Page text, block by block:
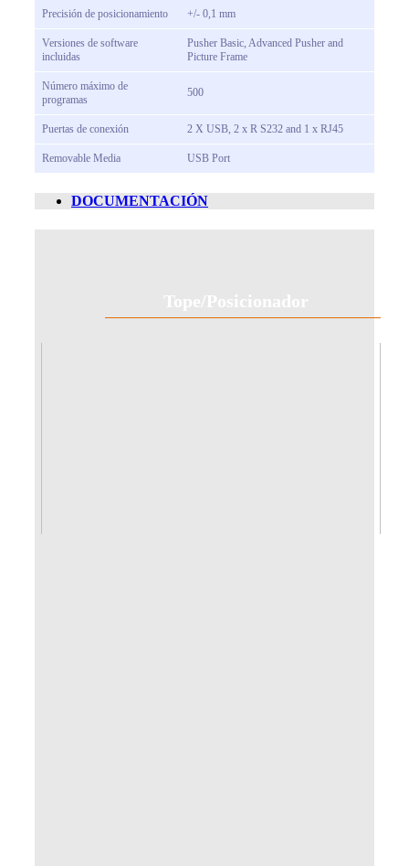
Precisión de posicionamiento +/- 0,1 mm
Versiones de software
incluidas
Pusher Basic, Advanced Pusher and
Picture Frame
Número máximo de
programas
500
Puertas de conexión 2 X USB, 2 x R S232 and 1 x RJ45
Removable Media USB Port
DOCUMENTACIÓN